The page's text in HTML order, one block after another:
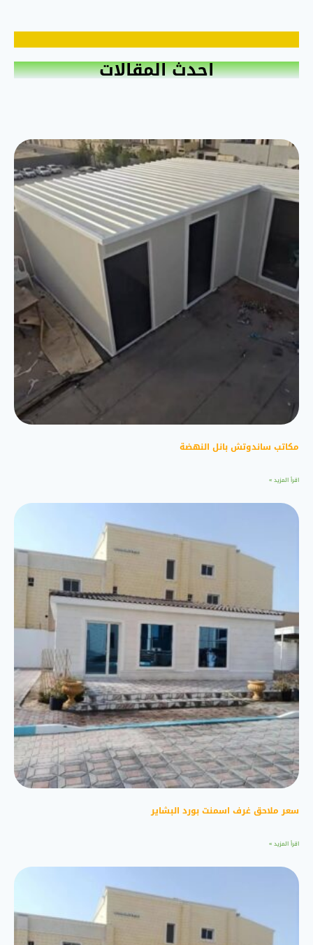
احدث المقالات
مكاتب ساندوتش بانل النهضة
اقرأ المزيد »
سعر ملاحق غرف اسمنت بورد البشاير
اقرأ المزيد »